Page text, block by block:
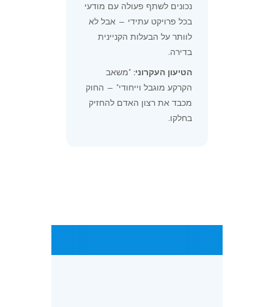
נכונים לשתף פעולה עם מודעי
בכל פרויקט עתידי — אבל לא
לוותר על הבעלות הקניינית
בדירה.
הטיעון העקרוני: "משאב
הקרקע מוגבל וייחודי" — החוק
מכבד את רצון האדם להחזיק
בחלקו.